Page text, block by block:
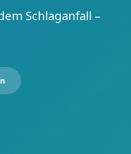
Schlaganfall –